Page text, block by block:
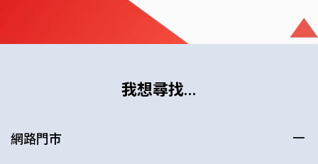
我想尋找...
網路門市